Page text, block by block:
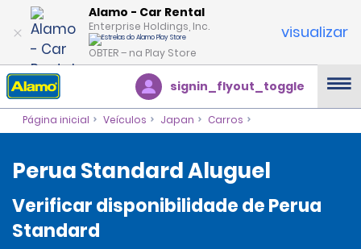
Alamo - Car Rental
Enterprise Holdings, Inc.
OBTER – na Play Store
visualizar
signin_flyout_toggle
Página inicial Veículos Japan Carros
Perua Standard Aluguel
Verificar disponibilidade de Perua
Standard